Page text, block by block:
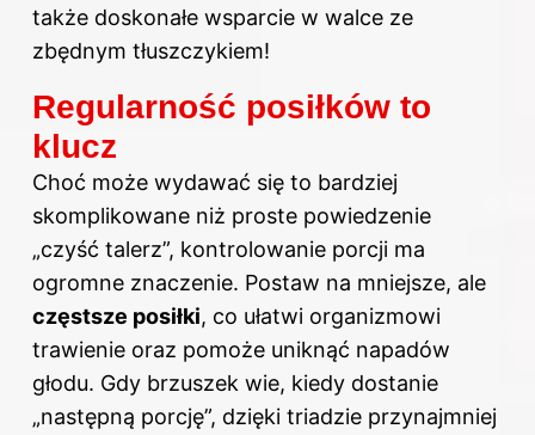
także doskonałe wsparcie w walce ze
zbędnym tłuszczykiem!
Regularność posiłków to
klucz
Choć może wydawać się to bardziej
skomplikowane niż proste powiedzenie
„czyść talerz”, kontrolowanie porcji ma
ogromne znaczenie. Postaw na mniejsze, ale
częstsze posiłki, co ułatwi organizmowi
trawienie oraz pomoże uniknąć napadów
głodu. Gdy brzuszek wie, kiedy dostanie
„następną porcję”, dzięki triadzie przynajmniej